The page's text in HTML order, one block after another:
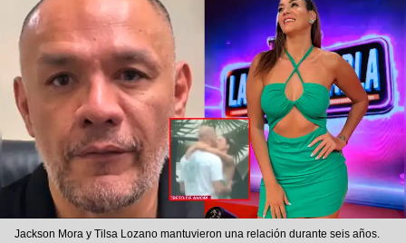
Jackson Mora y Tilsa Lozano mantuvieron una relación durante seis años.